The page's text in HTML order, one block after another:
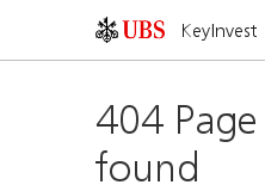
KeyInvest
404
found